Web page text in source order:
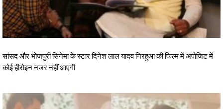
सांसद और भोजपुरी सिनेमा के स्टार दिनेश लाल यादव निरहुआ की फिल्म में अपोजिट में
कोई हीरोइन नजर नहीं आएगी